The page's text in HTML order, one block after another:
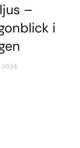
–
i
2026